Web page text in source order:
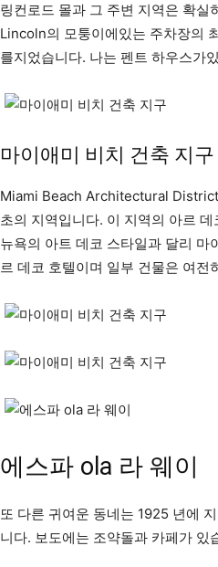
링컨로드 몰과 그 주변 지역은 확
Lincoln의 모퉁이에있는 주차장의
를지었습니다. 나는 펜트 하우스가
마이애미 비치 건축 지구
Miami Beach Architectural
초의 지역입니다. 이 지역의 아르
뉴욕의 아트 데코 스타일과 달리
르 데코 호텔이며 일부 건물은 여전
에스파 ola 라 웨이
또 다른 귀여운 동네는 1925 년에
니다. 보도에는 조약돌과 카페가